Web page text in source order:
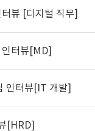
뷰 [디지털 직무]
터뷰[MD]
인터뷰[IT 개발]
[HRD]